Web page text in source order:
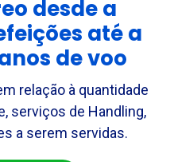
desde a
até a
de voo
relação à quantidade
serviços de Handling,
a serem servidas.